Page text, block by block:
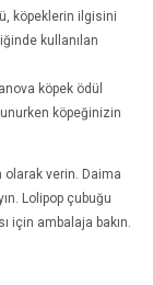
köpeklerin ilgisini
kullanılan
köpek ödül
köpeğinizin
olarak verin. Daima
Lolipop çubuğu
için ambalaja bakın.